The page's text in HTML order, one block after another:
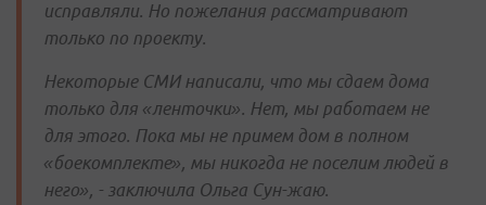
исправляли. Но пожелания рассматривают
только по проекту.
Некоторые СМИ написали, что мы сдаем дома
только для «ленточки». Нет, мы работаем не
для этого. Пока мы не примем дом в полном
«боекомплекте», мы никогда не поселим людей в
него», - заключила Ольга Сун-жаю.